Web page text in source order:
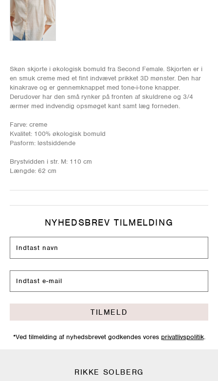
Skøn skjorte i økologisk bomuld fra Second Female. Skjorten er i
en smuk creme med et fint indvævet prikket 3D mønster. Den har
kinakrave og er gennemknappet med tone-i-tone knapper.
Derudover har den små rynker på fronten af skuldrene og 3/4
ærmer med indvendig opsmøget kant samt læg forneden.
Farve: creme
Kvalitet: 100% økologisk bomuld
Pasform: løstsiddende
Brystvidden i str. M: 110 cm
Længde: 62 cm
NYHEDSBREV TILMELDING
TILMELD
*Ved tilmelding af nyhedsbrevet godkendes vores privatlivspolitik.
RIKKE SOLBERG